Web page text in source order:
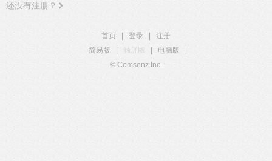
还没有注册？
首页 登录
注册
简易版
触屏版 电脑版
© Comsenz Inc.